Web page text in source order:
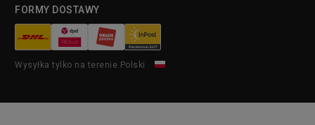
FORMY DOSTAWY
Wysyłka tylko na terenie Polski